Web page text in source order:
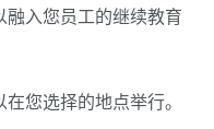
入您员工的继续教育
您选择的地点举行。